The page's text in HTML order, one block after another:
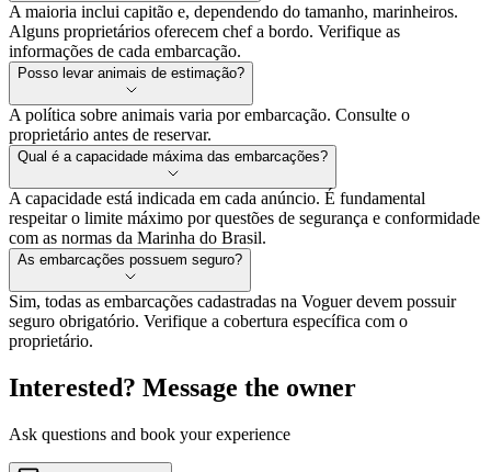
A maioria inclui capitão e, dependendo do tamanho, marinheiros.
Alguns proprietários oferecem chef a bordo. Verifique as
informações de cada embarcação.
Posso levar animais de estimação?
A política sobre animais varia por embarcação. Consulte o
proprietário antes de reservar.
Qual é a capacidade máxima das embarcações?
A capacidade está indicada em cada anúncio. É fundamental
respeitar o limite máximo por questões de segurança e conformidade
com as normas da Marinha do Brasil.
As embarcações possuem seguro?
Sim, todas as embarcações cadastradas na Voguer devem possuir
seguro obrigatório. Verifique a cobertura específica com o
proprietário.
Interested? Message the owner
Ask questions and book your experience